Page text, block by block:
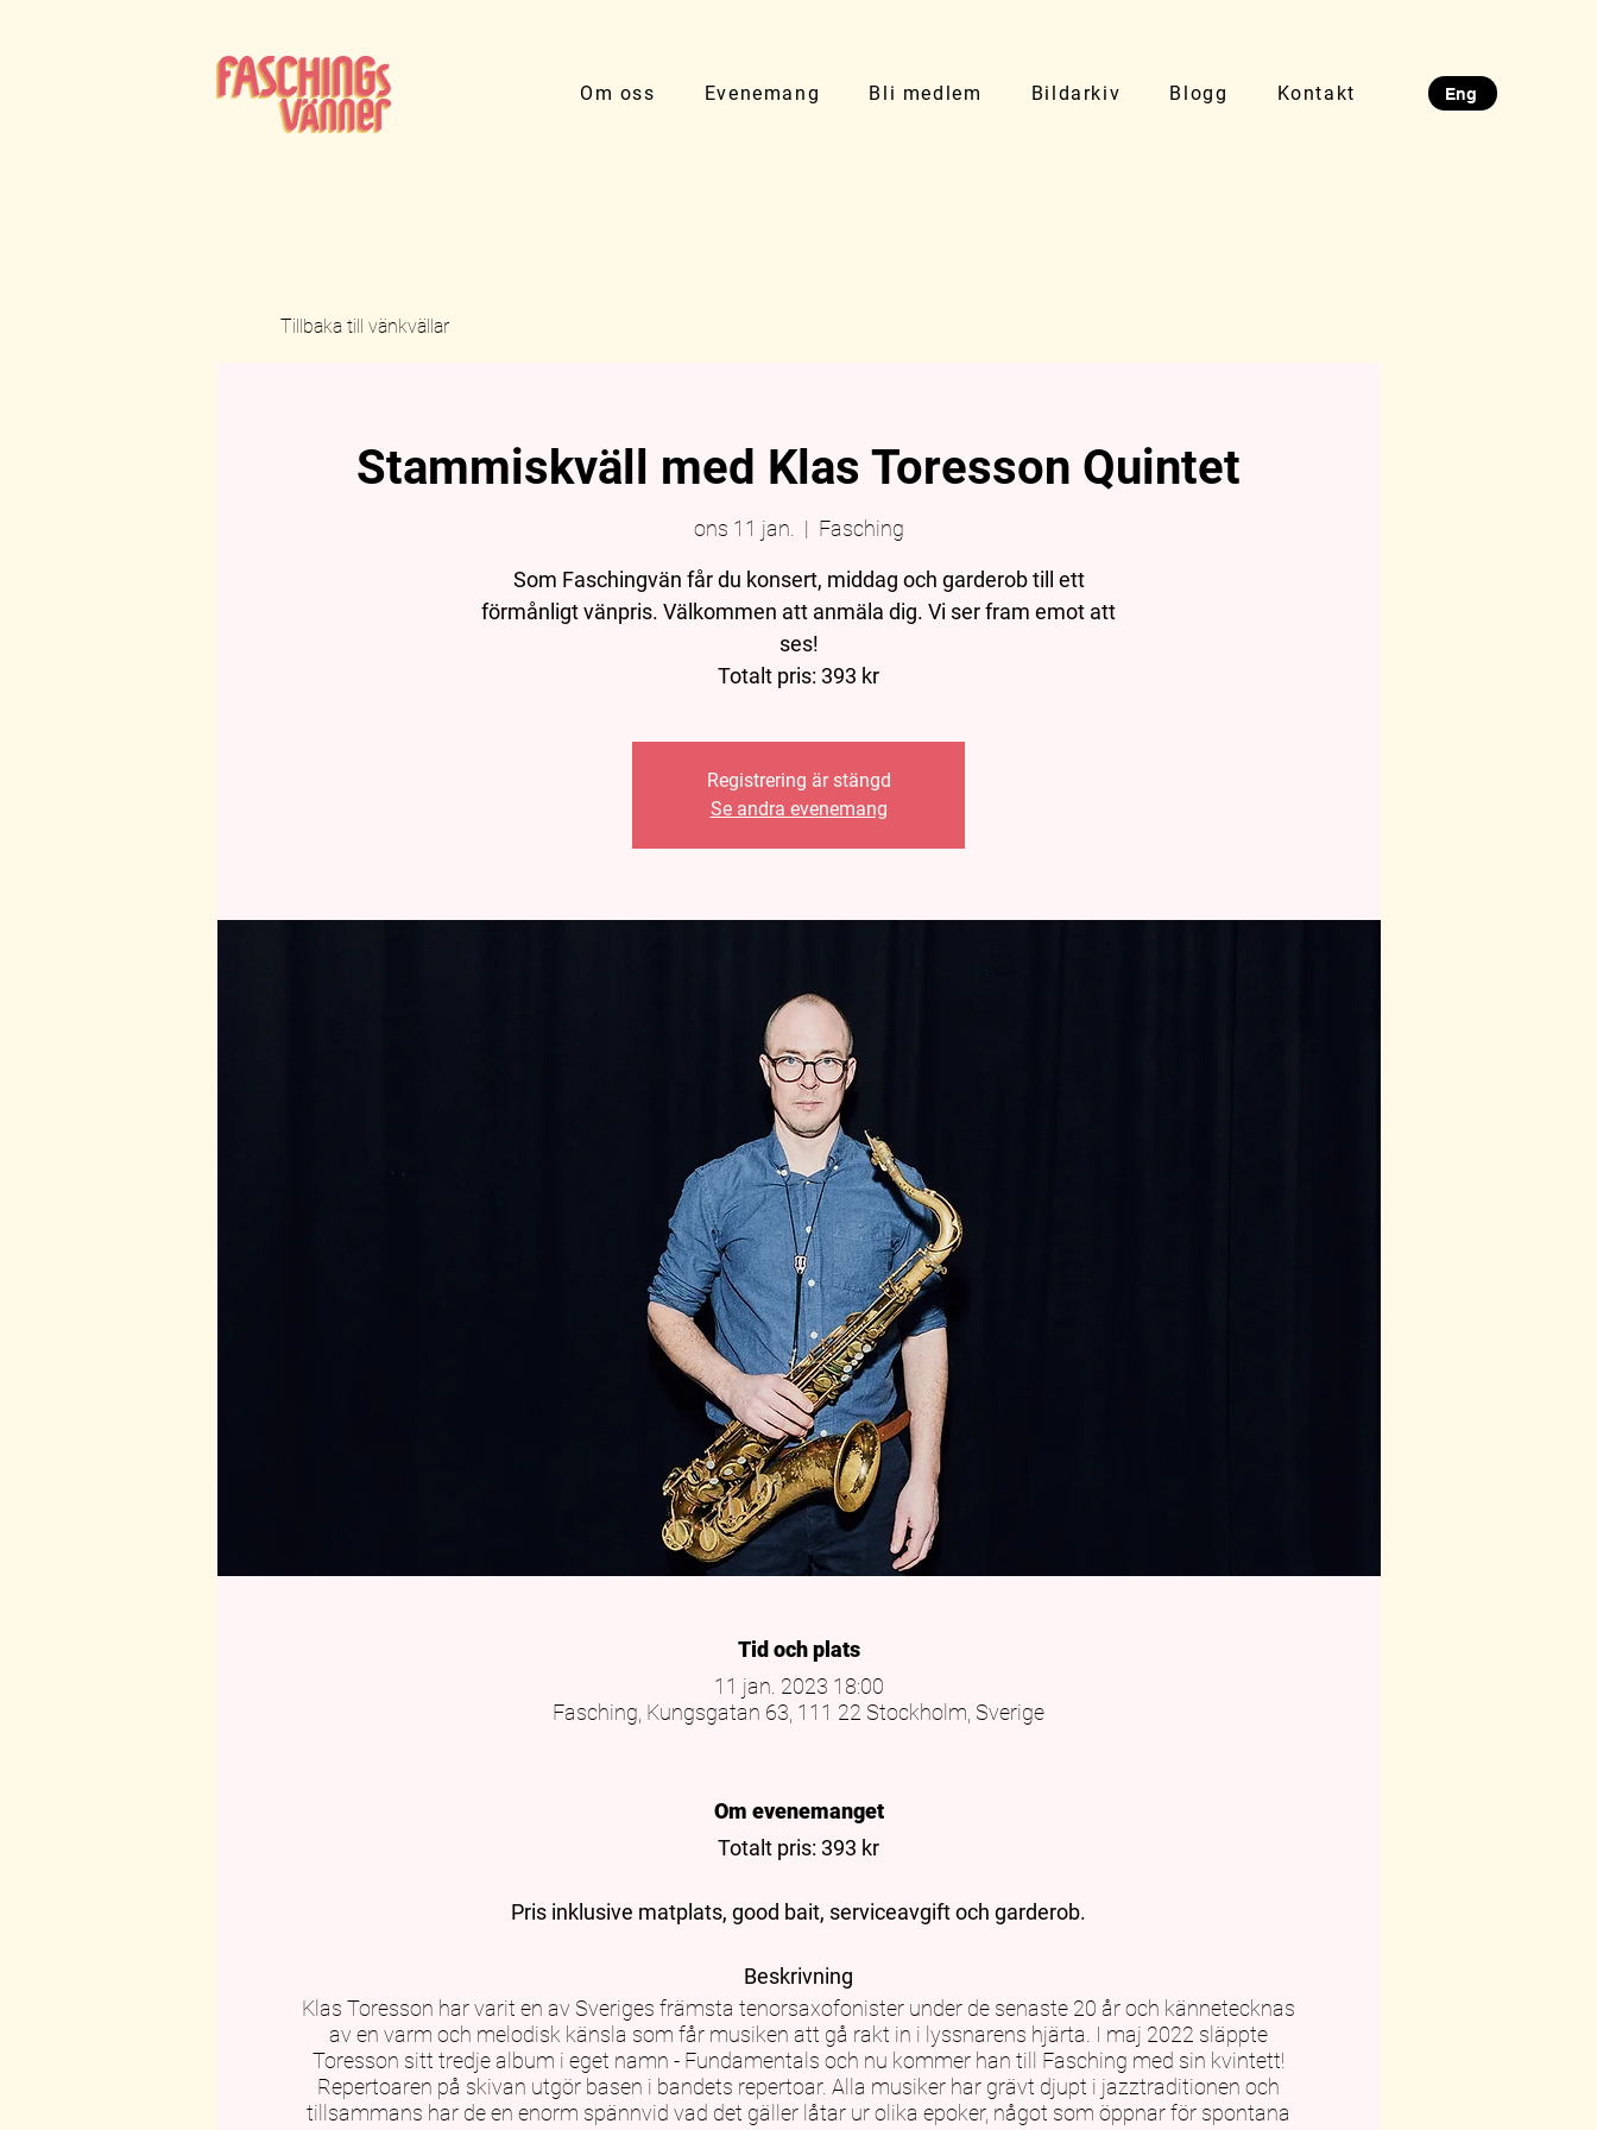
Om oss Evenemang Bli medlem Bildarkiv Blogg Kontakt Eng
Tillbaka till vänkvällar
Stammiskväll med Klas Toresson Quintet
ons 11 jan.
  |
Fasching
Som Faschingvän får du konsert, middag och garderob till ett
förmånligt vänpris. Välkommen att anmäla dig. Vi ser fram emot att
ses!
Totalt pris: 393 kr
Registrering är stängd
Se andra evenemang
Tid och plats
11 jan. 2023 18:00
Fasching, Kungsgatan 63, 111 22 Stockholm, Sverige
Om evenemanget
Totalt pris: 393 kr
Pris inklusive matplats, good bait, serviceavgift och garderob.
Beskrivning
Klas Toresson har varit en av Sveriges främsta tenorsaxofonister under de senaste 20 år och kännetecknas
av en varm och melodisk känsla som får musiken att gå rakt in i lyssnarens hjärta. I maj 2022 släppte
Toresson sitt tredje album i eget namn - Fundamentals och nu kommer han till Fasching med sin kvintett!
Repertoaren på skivan utgör basen i bandets repertoar. Alla musiker har grävt djupt i jazztraditionen och
tillsammans har de en enorm spännvid vad det gäller låtar ur olika epoker, något som öppnar för spontana